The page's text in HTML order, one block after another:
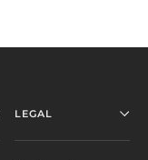
LEGAL